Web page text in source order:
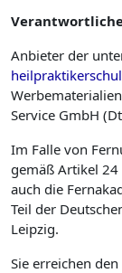
Anbieter der
Service GmbH
Im Falle von
gemäß Artikel 24
auch die
Teil der
Leipzig.
Sie erreichen den